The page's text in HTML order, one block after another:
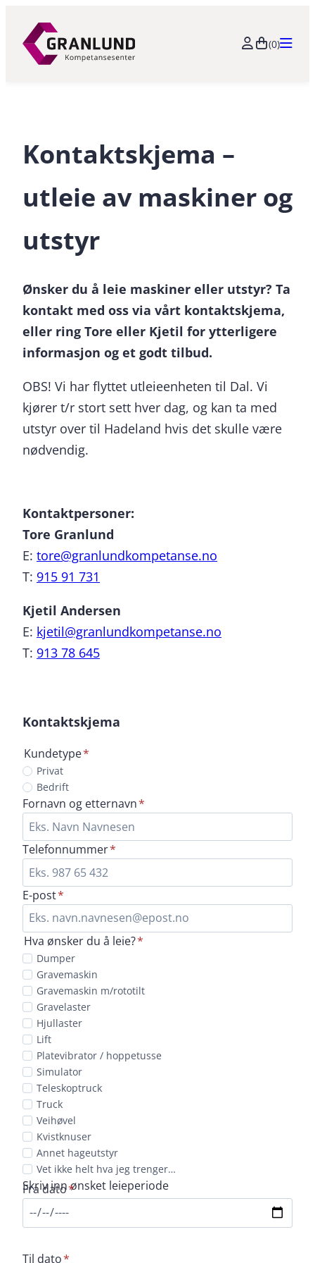
innhold
(0)
Kontaktskjema –
utleie av maskiner og
utstyr
Ønsker du å leie maskiner eller utstyr? Ta
kontakt med oss via vårt kontaktskjema,
eller ring Tore eller Kjetil for ytterligere
informasjon og et godt tilbud.
OBS! Vi har flyttet utleieenheten til Dal. Vi
kjører t/r stort sett hver dag, og kan ta med
utstyr over til Hadeland hvis det skulle være
nødvendig.
Kontaktpersoner:
Tore Granlund
E: tore@granlundkompetanse.no
T: 915 91 731
Kjetil Andersen
E: kjetil@granlundkompetanse.no
T: 913 78 645
Kontaktskjema
Kundetype*
Velg
kundetype
Privat
Bedrift
Fornavn og etternavn*
Skriv
inn
ditt
fornavn
og
etternavn
Telefonnummer*
Skriv
inn
ditt
telefonnummer
E-post*
Skriv
inn
din
e-
postadresse
Hva ønsker du å leie?*
Huk
av
på
den/det
du
ønsker
å
leie.
Dumper
Gravemaskin
Gravemaskin m/rototilt
Gravelaster
Hjullaster
Lift
Platevibrator / hoppetusse
Simulator
Teleskoptruck
Truck
Veihøvel
Kvistknuser
Annet hageutstyr
Vet ikke helt hva jeg trenger…
Skriv inn ønsket leieperiode
Fra dato*
Velg
ønsket
leieperiode
Til dato*
Velg